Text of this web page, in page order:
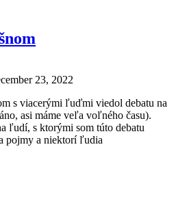
23, 2022
s viacerými ľuďmi viedol debatu na
asi máme veľa voľného času).
ľudí, s ktorými som túto debatu
pojmy a niektorí ľudia